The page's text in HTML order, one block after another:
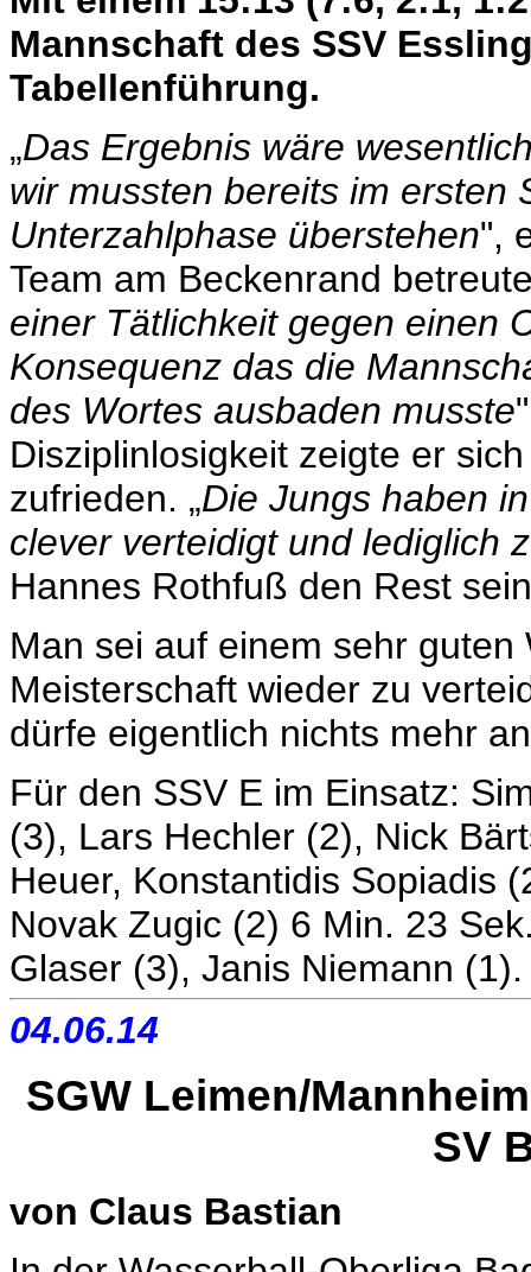
Mannschaft des SSV
Tabellenführung.
„Das Ergebnis wäre
wir mussten bereits im ersten
Unterzahlphase überstehen",
Team am Beckenrand
einer Tätlichkeit gegen einen
Konsequenz das die
des Wortes ausbaden musste
Disziplinlosigkeit zeigte er
zufrieden. „Die Jungs haben
clever verteidigt und lediglich
Hannes Rothfuß den Rest
Man sei auf einem sehr
Meisterschaft wieder zu
dürfe eigentlich nichts mehr
Für den SSV E im Einsatz:
(3), Lars Hechler (2), Nick
Heuer, Konstantidis Sopiadis
Novak Zugic (2) 6 Min. 23
Glaser (3), Janis Niemann (1).
04.06.14
SGW Leimen/
SV
von Claus Bastian